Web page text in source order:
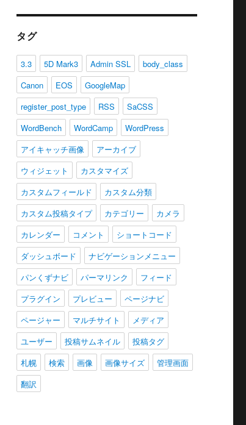
タグ
3.3 5D Mark3 Admin SSL
body_class
Canon
EOS
GoogleMap
register_post_type
RSS
SaCSS
WordBench
WordCamp
WordPress
アイキャッチ画像
アーカイブ
ウィジェット
カスタマイズ
カスタムフィールド
カスタム分類
カスタム投稿タイプ
カテゴリー
カメラ
カレンダー
コメント
ショートコード
ダッシュボード
ナビゲーションメニュー
パンくずナビ
パーマリンク
フィード
プラグイン
プレビュー
ページナビ
ページャー
マルチサイト
メディア
ユーザー
投稿サムネイル
投稿タグ
札幌
検索 画像 画像サイズ
管理画面
翻訳